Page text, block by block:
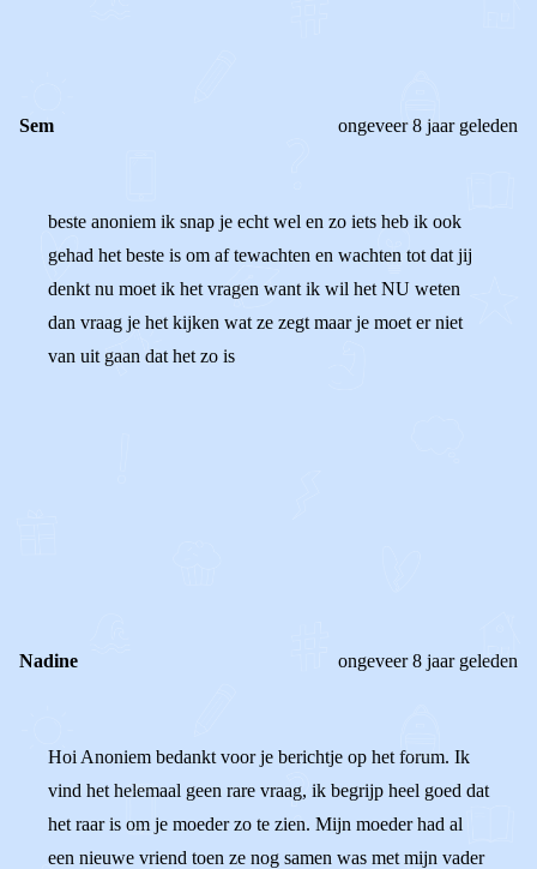
Sem ongeveer 8 jaar geleden
beste anoniem ik snap je echt wel en zo iets heb ik ook
gehad het beste is om af tewachten en wachten tot dat jij
denkt nu moet ik het vragen want ik wil het NU weten
dan vraag je het kijken wat ze zegt maar je moet er niet
van uit gaan dat het zo is
Nadine ongeveer 8 jaar geleden
Hoi Anoniem bedankt voor je berichtje op het forum. Ik
vind het helemaal geen rare vraag, ik begrijp heel goed dat
het raar is om je moeder zo te zien. Mijn moeder had al
een nieuwe vriend toen ze nog samen was met mijn vader